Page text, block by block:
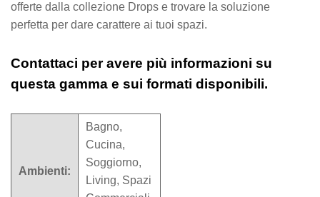
offerte dalla collezione Drops e trovare la soluzione
perfetta per dare carattere ai tuoi spazi.
Contattaci per avere più informazioni su
questa gamma e sui formati disponibili.
Ambienti:
Bagno,
Cucina,
Soggiorno,
Living, Spazi